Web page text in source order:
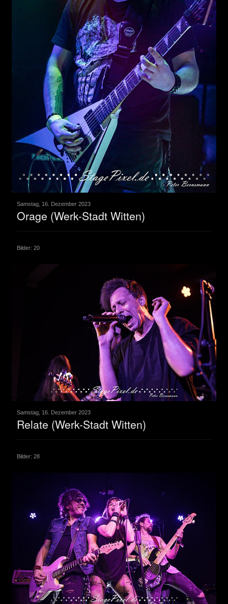
Samstag, 16. Dezember 2023
Orage (Werk-Stadt Witten)
Bilder: 20
Samstag, 16. Dezember 2023
Relate (Werk-Stadt Witten)
Bilder: 28